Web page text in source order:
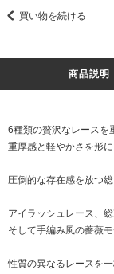
買い物を続ける
商品説明
6種類の贅沢なレースを
重厚感と軽やかさを形
圧倒的な存在感を放つ総
アイラッシュレース、
そして手編み風の薔薇モ
性質の異なるレースを一